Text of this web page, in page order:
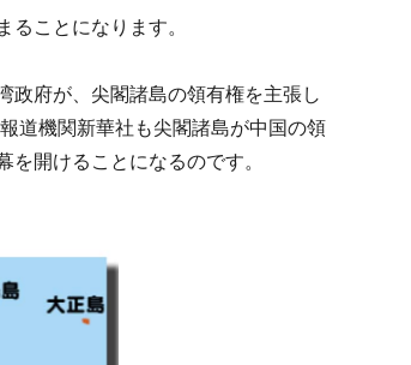
ることになります。
政府が、尖閣諸島の領有権を主張し
道機関新華社も尖閣諸島が中国の領
開けることになるのです。